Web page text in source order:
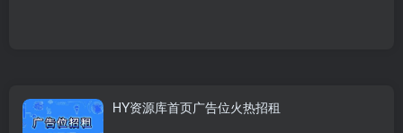
HY资源库首页广告位火热招租